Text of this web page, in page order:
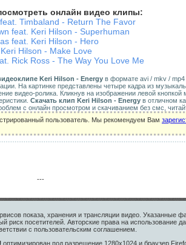
онлайн видео клипы:
Timbaland - Return The Favor
feat. Keri Hilson - Superhuman
feat. Keri Hilson - Hero
Keri Hilson - Make Love
Rick Ross - The Way You Love Me
Keri Hilson - Energy в формате avi / mkv /
На картинке представлены четыре кадра из
видео-ролика. Кликнув на изображении левой
Скачать клип Keri Hilson - Energy в отличном
с онлайн просмотром и скачиванием без смс,
пользователь. Мы рекомендуем Вам
---
показа, хранения и трансляции видео.
посетителей. Авторские права на использование
с пользовательским соглашением.
оптимизирован под разрешение 1280х1024 и браузер